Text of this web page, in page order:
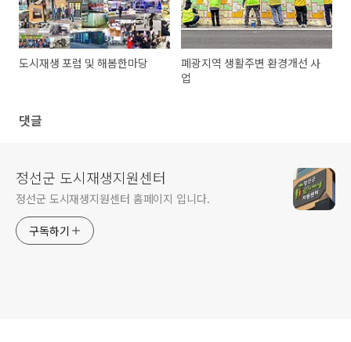
도시재생 포럼 및 해봄한마당
폐광지역 생활주변 환경개선 사
업
댓글
정선군 도시재생지원센터
정선군 도시재생지원센터 홈페이지 입니다.
구독하기